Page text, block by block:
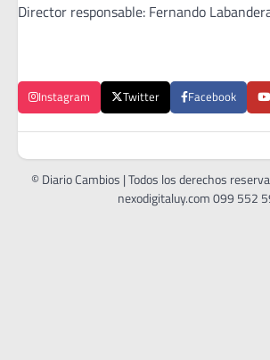
Director responsable: Fernando
Instagram Twitter Facebook